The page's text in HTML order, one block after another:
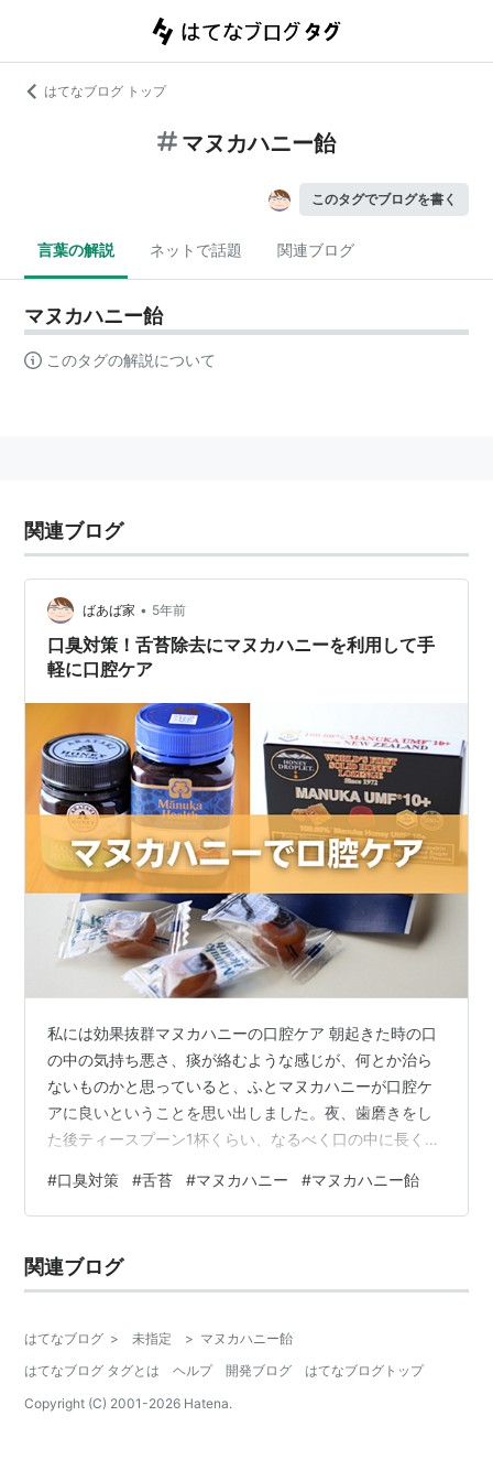
はてなブログ トップ
マヌカハニー飴
このタグでブログを書く
言葉の解説 ネットで話題 関連ブログ
マヌカハニー飴
このタグの解説について
関連ブログ
ばあば家 • 5年前
口臭対策！舌苔除去にマヌカハニーを利用して手
軽に口腔ケア
私には効果抜群マヌカハニーの口腔ケア 朝起きた時の口
の中の気持ち悪さ、痰が絡むような感じが、何とか治ら
ないものかと思っていると、ふとマヌカハニーが口腔ケ
アに良いということを思い出しました。夜、歯磨きをし
た後ティースプーン1杯くらい、なるべく口の中に長くと
きました。「ほーっ」と思いながら自分の舌を見ると、
ぶ厚くタラコに白い物が付いているような舌でした。こ
効果もあるというので、その後もマヌカハニーを食べま
した。しかし、それほど実感が無く、そんなに簡単には
#口臭対策 #舌苔 #マヌカハニー #マヌカハニー飴
関連ブログ
はてなブログ > 未指定 > マヌカハニー飴
はてなブログ タグとは
ヘルプ 開発ブログ
はてなブログトップ
Copyright (C) 2001-2026 Hatena.